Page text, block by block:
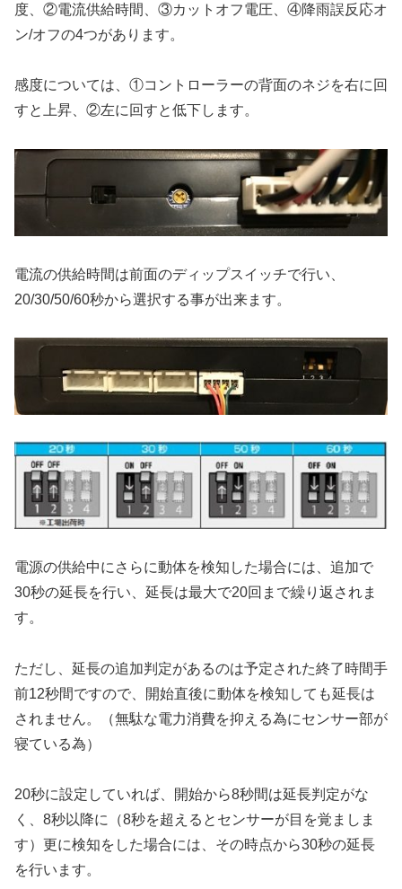
度、②電流供給時間、③カットオフ電圧、④降雨誤反応オ
ン/オフの4つがあります。
感度については、①コントローラーの背面のネジを右に回
すと上昇、②左に回すと低下します。
電流の供給時間は前面のディップスイッチで行い、
20/30/50/60秒から選択する事が出来ます。
電源の供給中にさらに動体を検知した場合には、追加で
30秒の延長を行い、延長は最大で20回まで繰り返されま
す。
ただし、延長の追加判定があるのは予定された終了時間手
前12秒間ですので、開始直後に動体を検知しても延長は
されません。（無駄な電力消費を抑える為にセンサー部が
寝ている為）
20秒に設定していれば、開始から8秒間は延長判定がな
く、8秒以降に（8秒を超えるとセンサーが目を覚ましま
す）更に検知をした場合には、その時点から30秒の延長
を行います。